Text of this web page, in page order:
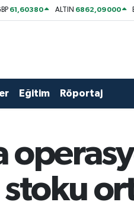
61,60380 ALTIN 6862,09000
Eğitim Röportaj